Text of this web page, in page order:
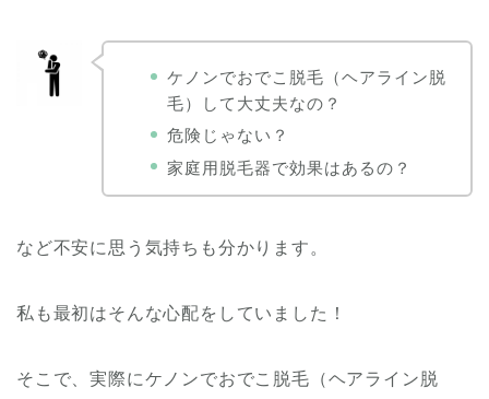
ケノンでおでこ脱毛（ヘアライン脱
毛）して大丈夫なの？
危険じゃない？
家庭用脱毛器で効果はあるの？
など不安に思う気持ちも分かります。
私も最初はそんな心配をしていました！
そこで、実際にケノンでおでこ脱毛（ヘアライン脱